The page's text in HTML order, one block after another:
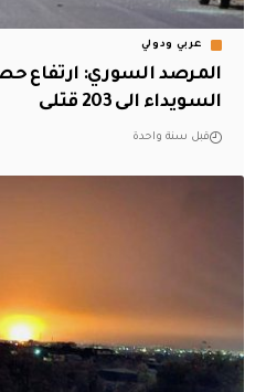
عربي ودولي
المرصد السوري: ارتفاع
السويداء الى 203 قتلى
قبل سنة واحدة